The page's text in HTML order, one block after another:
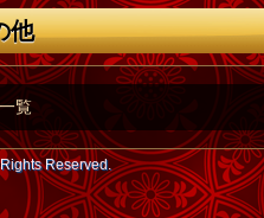
他
覧
Reserved.